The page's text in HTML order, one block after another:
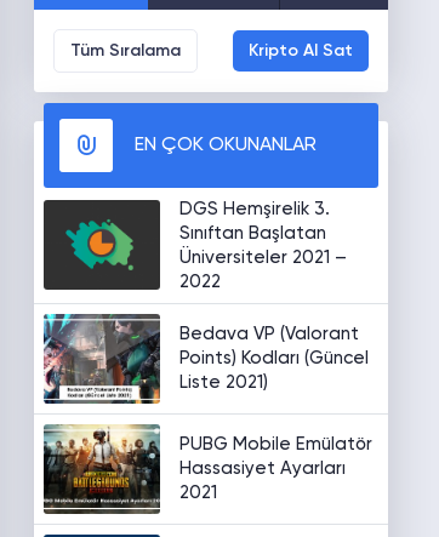
Tüm Sıralama Kripto Al Sat
EN ÇOK OKUNANLAR
DGS Hemşirelik 3.
Sınıftan Başlatan
Üniversiteler 2021 –
2022
Bedava VP (Valorant
Points) Kodları (Güncel
Liste 2021)
PUBG Mobile Emülatör
Hassasiyet Ayarları
2021